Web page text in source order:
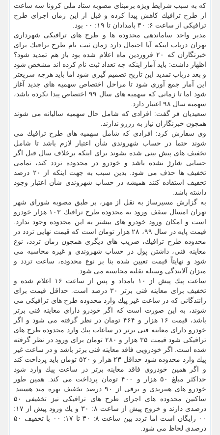
كه به سبب شرایط ویژه برمبنای مصوبه ستاد ملی كرونا سه ساعت
از طرح ترافیك كاهش پیدا كرده و قبل از این زمان اجرای طرح
ترافیكی از ساعت ۶: ۳۰ بامدادان تا ۱۹: ۰۰ بود.
مدیر واحد ساماندهی محدوده ها و طرح های ترافیكی شهرداری
تهران درباب اینكه آیا احتمال دارد زمان ثبت نام طرح ترافیك برای
خبرنگاران كه ۲۰ فروردین ماه اعلام شده بود باز هم تمدید شود؟
اظهار داشت: باید آمار اینكه چه تعداد ثبت نام كرده اند مشخص شود
و بعد درباب تمدید این تاریخ تصمیم گیری شود اما باید هرچه سریعتر
این آمار جمع آوری شود تا مراحل اختصاص سهمیه های جدید آغاز
شود اما تا زمانی كه سهمیه های سال ۹۹ اختصاص پیدا نكرده باشد،
سهمیه سال ۹۸ اعتبار دارد.
سعیدیان فر گفت: افرادی كه شامل حال سهمیه سالیانه می شوند
همچون خبرنگاران نیاز به رزرو ندارند.
وی سفارش كرد: افرادی كه شامل سهمیه های طرح ترافیك می
شوند حتما در حساب شهروندی شأن اعتبار لازم باشد تا شامل
تخفیف های پیش بینی شده بشوند برای اینكه برخلاف سال قبل اگر
حسابی شارژ نشده باشد و خودرو در محدوده تردد كند، تمامی
تخفیف ها حذف می شود. بدین سبب به جهت اینكه از ۲۰ درصد
تخفیف استفاده كنند همیشه در حساب شهروندی شأن اعتبار وجود
داشته باشد.
به گزارش مسیرساز به نقل از مهر، بر طبق مصوبه شورای شهر
تهران امسال سقف ورود به محدوده طرح ترافیك ۱۰۳ هزار خودرو
است و امكان ورود خودرو های بیشتر به این محدوده وجود ندارد.
قیمت پایه در سال ۹۹، ۲۸ هزار تومان است كه قیمت نهایی تردد در
محدوده طرح ترافیك، ضریب های دیگری همچون زمان تردد، نوع
معاینه فنی، داشتن پول در حساب شهروندی و غیره محاسبه می
شود و نهایتاً قیمت تعیین شده بنا بر نوع محدوده، ساعت تردد و
میزان آلایندگی وسیله نقلیه محاسبه می شود.
ساعت پیك پیش از ۱۰ بامداد و پس از ساعت ۱۶ اعلام شده و
تخفیف برای معاینه فنی برتر ۳۰ درصد است. حداقل قیمت برای
رانندگانی كه در ساعت غیر پیك وارد محدوده طرح های ترافیكی می
شوند، به این صورت است كه اگر خودرو دارای معاینه فنی برتر
باشد، قیمت ۱۶ هزار و ۴۶۴ تومان در نظر گرفته می شود و اگر
خودرو دارای معاینه فنی برتر در ساعات پیك وارد محدوده طرح های
ترافیكی شود قیمت ۳۵ هزار و ۲۸۰ تومان برای ورود در نظر گرفته
شده است. اگر خودرویی فاقد معاینه فنی برتر باشد و در ساعت غیر
پیك وارد محدوده شود حداقل ۲۳ هزار و ۵۲۰ تومان باید پرداخت كند
و اگر همین خودروی فاقد معاینه برتر در ساعت پیك وارد شود
حداكثر مبلغ ۵۰ هزار و ۴۰۰ تومان پرداخت می كند. همین طور
خودرو های هیبریدی و برقی از ۹۰ درصد تخفیف بهره مند هستند.
ساكنین محدوده های اجرای طرح های ترافیكی نیز تخفیفی ۵۰
درصدی دارند و خروج پیش از ساعت ۸: ۳۰ و یك ورود پیش از ۱۷:
۰۰ رایگان است اما تردد بین ساعت ۸: ۳۰ تا ۱۷: ۰۰ با تخفیف ۵۰
درصدی لحاظ می شود.